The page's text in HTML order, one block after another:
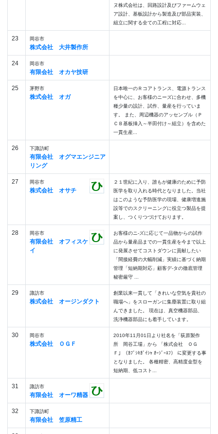
ヌ株式会社は、回路設計及びファームウェ
ア設計、基板設計から製造及び部品実装、
組立に関する全ての工程に対応...
23 岡谷市
株式会社 大井製作所
24 岡谷市
有限会社 オカヤ技研
25 茅野市
株式会社 オガ
日本唯一のＲコアトランス、電源トランス
を中心に、お客様のニーズに合わせ、多機
種少量の設計、試作、量産を行っていま
す。 また、周辺機器のアッセンブル（Ｐ
ＣＢ基板挿入～半田付け～組立）を含めた
一貫生産...
26 下諏訪町
有限会社 オグマエンジニア
リング
27 岡谷市
株式会社 オサチ
２１世紀に入り、誰もが健康のために予防
医学を取り入れる時代となりました。当社
はこのような予防医学の現場、健康増進施
設等でのスクリーニングに役立つ製品を提
案し、つくりつづけております。
28 岡谷市
有限会社 オフィスケ
イ
お客様のニ-ズに応じて一品物からの試作
品から量産品までの一貫生産を今まで以上
に発展させてコストダウンに貢献したい
「間接経費の大幅削減」実績に基づく納期
管理「短納期対応」顧客デ-タの徹底管理
秘密厳守 ...
29 諏訪市
株式会社 オージンダクト
創業以来一貫して「きれいな空気を貴社の
職場へ」をスローガンに集塵装置に取り組
んできました。 現在は、真空機器部品、
洗浄機器部品にも着手しています。
30 岡谷市
株式会社 ＯＧＦ
2010年11月01日より社名を「荻原製作
所 岡谷工場」から 「株式会社 ＯＧ
Ｆ」（ｶﾌﾞｼｷｶﾞｲｼｬ ｵｰｼﾞｰｴﾌ） に変更する事
となりました。 各種精密、高精度金型を
短納期、低コスト...
31 諏訪市
有限会社 オーワ精器
32 下諏訪町
有限会社 笠原精工